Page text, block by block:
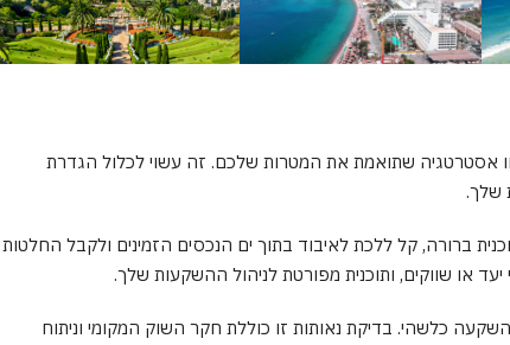
שתואמת את המטרות שלכם. זה עשוי לכלול הגדרת
שלך.
ברורה, קל ללכת לאיבוד בתוך ים הנכסים הזמינים ולקבל החלטות
יעד או שווקים, ותוכנית מפורטת לניהול ההשקעות שלך.
כלשהי. בדיקת נאותות זו כוללת חקר השוק המקומי וניתוח